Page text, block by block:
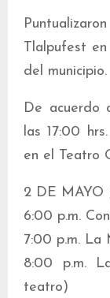
Tlalpufest
del municipio.
De acuerdo
las 17:00
en el Teatro
2 DE MAYO
6:00 p.m.
7:00 p.m. La
8:00 p.m.
teatro)